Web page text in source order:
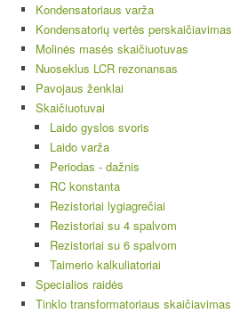
Kondensatoriaus varža
Kondensatorių vertės perskaičiavimas
Molinės masės skaičiuotuvas
Nuoseklus LCR rezonansas
Pavojaus ženklai
Skaičiuotuvai
Laido gyslos svoris
Laido varža
Periodas - dažnis
RC konstanta
Rezistoriai lygiagrečiai
Rezistoriai su 4 spalvom
Rezistoriai su 6 spalvom
Taimerio kalkuliatoriai
Specialios raidės
Tinklo transformatoriaus skaičiavimas